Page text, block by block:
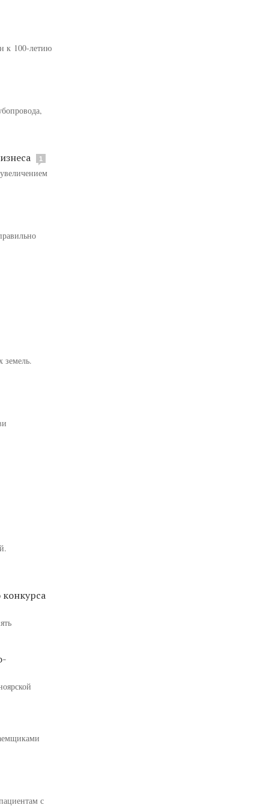
к 100-летию
1
земель.
с